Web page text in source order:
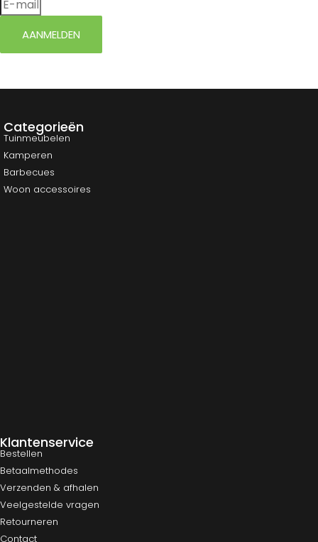
AANMELDEN
Categorieën
Tuinmeubelen
Kamperen
Barbecues
Woon accessoires
Klantenservice
Bestellen
Betaalmethodes
Verzenden & afhalen
Veelgestelde vragen
Retourneren
Contact